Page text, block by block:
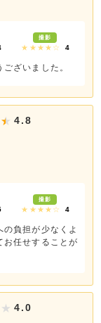
撮影
★★★★☆ 4
ざいました。
4.8
撮影
★★★★☆ 4
負担が少なくよ
お任せすることが
4.0